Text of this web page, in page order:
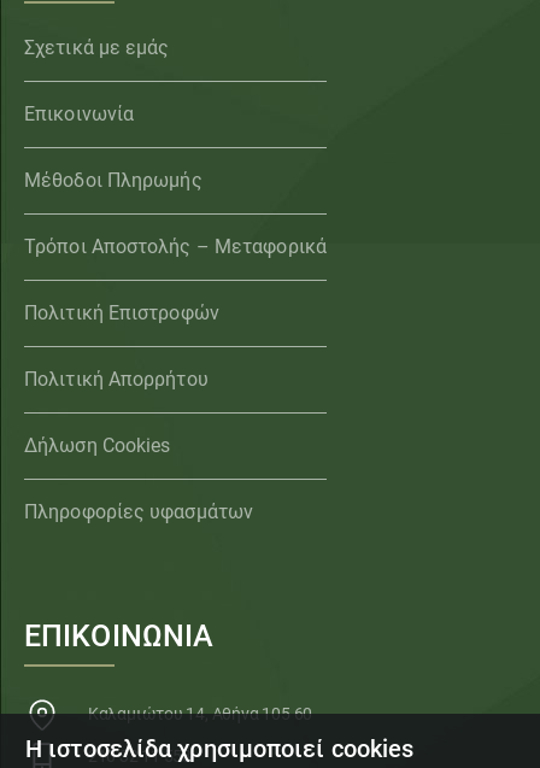
Σχετικά με εμάς
Επικοινωνία
Μέθοδοι Πληρωμής
Τρόποι Αποστολής – Μεταφορικά
Πολιτική Επιστροφών
Πολιτική Απορρήτου
Δήλωση Cookies
Πληροφορίες υφασμάτων
ΕΠΙΚΟΙΝΩΝΙΑ
Καλαμιώτου 14, Αθήνα 105 60
210 32 11 553
Η ιστοσελίδα χρησιμοποιεί cookies